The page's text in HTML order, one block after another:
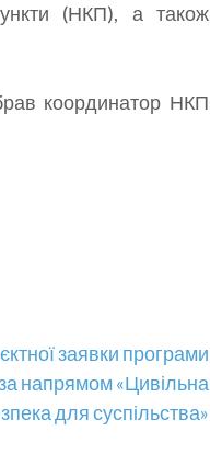
(НКП), а також
координатор НКП
заявки програми
напрямом «Цивільна
для суспільства»